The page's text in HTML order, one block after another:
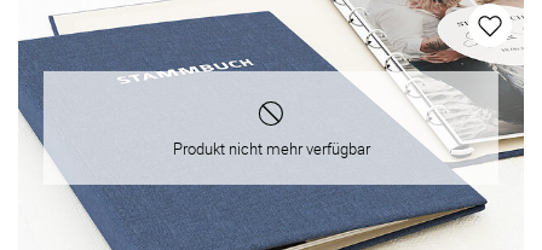
Produkt nicht mehr verfügbar